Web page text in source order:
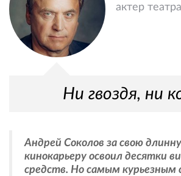
актер
Ни гвоздя, ни
Андрей Соколов за свою
кинокарьеру освоил десятки
средств. Но самым курьезным